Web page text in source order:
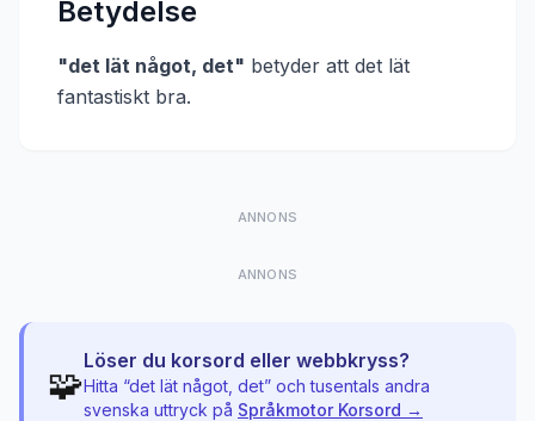
Betydelse
"det lät något, det" betyder att det lät
fantastiskt bra.
ANNONS
ANNONS
🧩
Löser du korsord eller webbkryss?
Hitta “det lät något, det” och tusentals andra
svenska uttryck på Språkmotor Korsord →